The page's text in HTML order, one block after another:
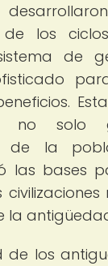
de los
de
solo
de la
las bases
la
de los